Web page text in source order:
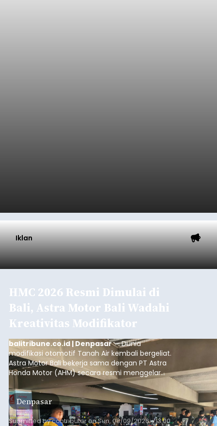
Iklan
HMC 2026 Resmi Dimulai di
Bali, Astra Motor Bali Wadahi
Kreativitas Modifikator
balitribune.co.id | Denpasar— Dunia
modifikasi otomotif Tanah Air kembali bergeliat.
Astra Motor Bali bekerja sama dengan PT Astra
Honda Motor (AHM) secara resmi menggelar
putaran pembuka (opening round) ajang kontes
modifikasi sepeda motor terbesar di Indonesia,
Honda Modif Contest (HMC) 2026, di Denpasar,
Bali.
Denpasar
Submitted bycontributoronSun, 08/09/2026 - 13:00